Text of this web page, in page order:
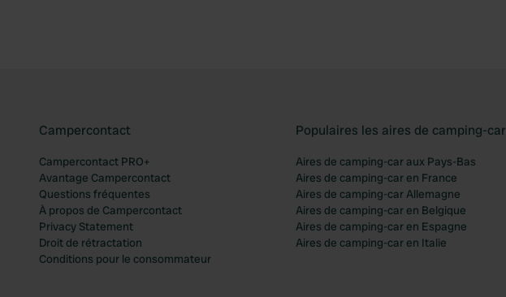
Campercontact
Campercontact PRO+
Avantage Campercontact
Questions fréquentes
À propos de Campercontact
Privacy Statement
Droit de rétractation
Conditions pour le consommateur
Populaires les aires de camping-car
Aires de camping-car aux Pays-Bas
Aires de camping-car en France
Aires de camping-car Allemagne
Aires de camping-car en Belgique
Aires de camping-car en Espagne
Aires de camping-car en Italie